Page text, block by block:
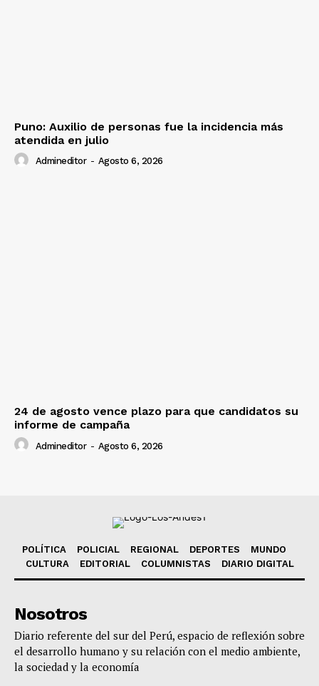
Puno: Auxilio de personas fue la incidencia más
atendida en julio
Admineditor - Agosto 6, 2026
24 de agosto vence plazo para que candidatos su
informe de campaña
Admineditor - Agosto 6, 2026
POLÍTICA POLICIAL REGIONAL DEPORTES
MUNDO
CULTURA
EDITORIAL COLUMNISTAS DIARIO DIGITAL
Nosotros
Diario referente del sur del Perú, espacio de reflexión sobre
el desarrollo humano y su relación con el medio ambiente,
la sociedad y la economía